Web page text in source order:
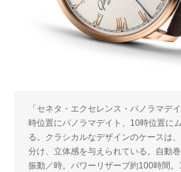
「セネタ・エクセレンス・パノラマデ
時位置にパノラマデイト、10時位置に
る。クラシカルなデザインのケースは
分け、立体感を与えられている。自動
振動／時。パワーリザーブ約100時間